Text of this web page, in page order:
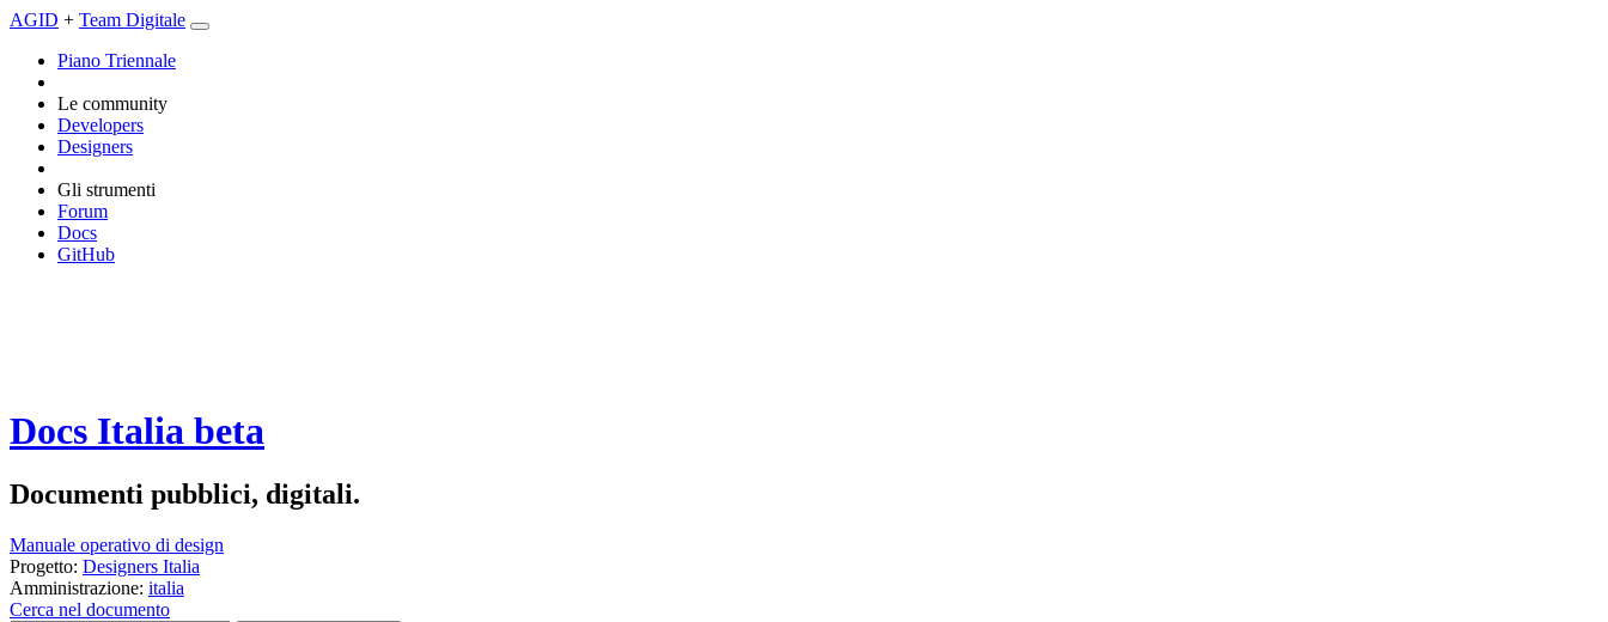
AGID + Team Digitale
Piano Triennale
Le community
Developers
Designers
Gli strumenti
Forum
Docs
GitHub
Docs Italia beta
Documenti pubblici, digitali.
Manuale operativo di design
Progetto: Designers Italia
Amministrazione: italia
Cerca nel documento